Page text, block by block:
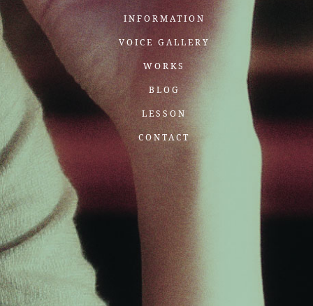
INFORMATION
VOICE GALLERY
WORKS
BLOG
LESSON
CONTACT